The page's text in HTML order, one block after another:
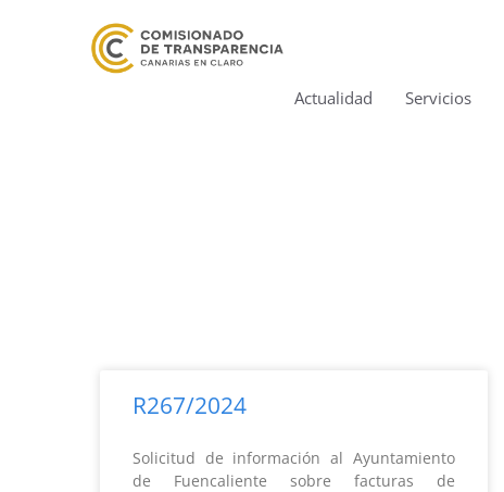
Actualidad Servicios
R267/2024
Solicitud de información al Ayuntamiento
de Fuencaliente sobre facturas de